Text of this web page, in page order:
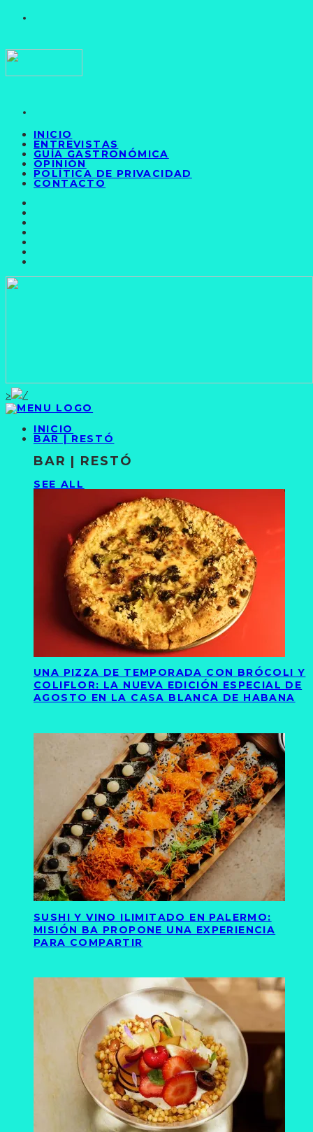
INICIO
ENTREVISTAS
GUÍA GASTRONÓMICA
OPINIÓN
POLÍTICA DE PRIVACIDAD
CONTACTO
>
INICIO
BAR | RESTÓ
BAR | RESTÓ
SEE ALL
UNA PIZZA DE TEMPORADA CON BRÓCOLI Y
COLIFLOR: LA NUEVA EDICIÓN ESPECIAL DE
AGOSTO EN LA CASA BLANCA DE HABANA
SUSHI Y VINO ILIMITADO EN PALERMO:
MISIÓN BA PROPONE UNA EXPERIENCIA
PARA COMPARTIR